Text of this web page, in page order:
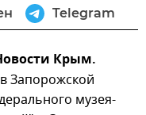
Telegram
Крым.
Запорожской
музея-